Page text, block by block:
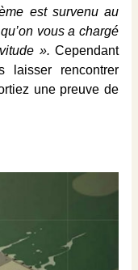
est survenu au
vous a chargé
». Cependant
laisser rencontrer
une preuve de